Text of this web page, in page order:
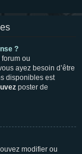
?
ou
ayez besoin d’être
disponibles est
poster de
modifier ou